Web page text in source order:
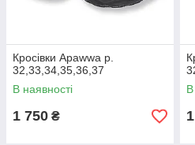
Кросівки Apawwa р.
32,33,34,35,36,37
В наявності
1 750 ₴
В